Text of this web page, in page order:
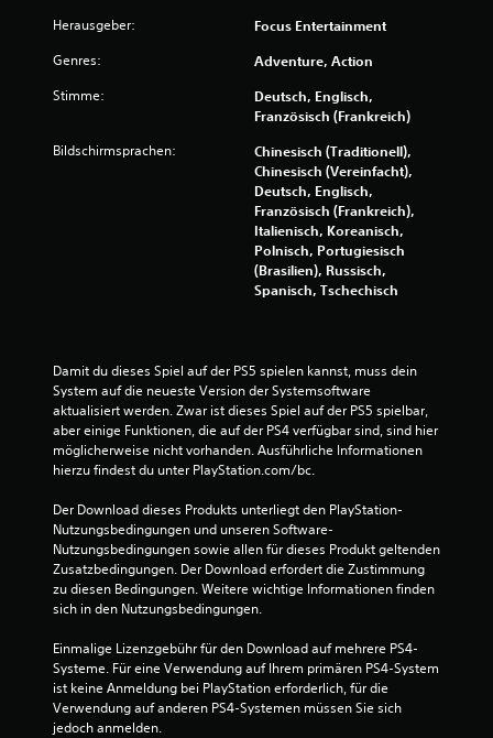
:
4
.
3
o
n
5
S
t
r
n
Herausgeber: Focus Entertainment
Genres: Adventure, Action
Stimme:
Deutsch, Englisch,
Französisch (Frankreich)
Bildschirmsprachen:
Chinesisch (Traditionell),
Chinesisch (Vereinfacht),
Deutsch, Englisch,
Französisch (Frankreich),
Italienisch, Koreanisch,
Polnisch, Portugiesisch
(Brasilien), Russisch,
Spanisch, Tschechisch
Damit du dieses Spiel auf der PS5 spielen kannst, muss dein
System auf die neueste Version der Systemsoftware
aktualisiert werden. Zwar ist dieses Spiel auf der PS5 spielbar,
aber einige Funktionen, die auf der PS4 verfügbar sind, sind hier
möglicherweise nicht vorhanden. Ausführliche Informationen
hierzu findest du unter PlayStation.com/bc.
Der Download dieses Produkts unterliegt den PlayStation-
Nutzungsbedingungen und unseren Software-
Nutzungsbedingungen sowie allen für dieses Produkt geltenden
Zusatzbedingungen. Der Download erfordert die Zustimmung
zu diesen Bedingungen. Weitere wichtige Informationen finden
sich in den Nutzungsbedingungen.
Einmalige Lizenzgebühr für den Download auf mehrere PS4-
Systeme. Für eine Verwendung auf Ihrem primären PS4-System
ist keine Anmeldung bei PlayStation erforderlich, für die
Verwendung auf anderen PS4-Systemen müssen Sie sich
jedoch anmelden.